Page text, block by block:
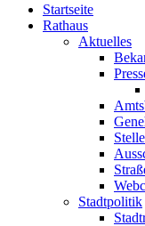
Startseite
Rathaus
Aktuelles
Stadtpolitik